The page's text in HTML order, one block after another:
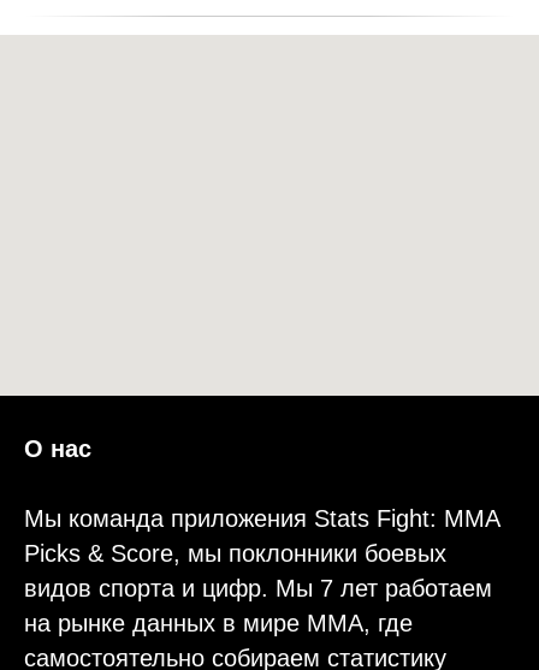
О нас
Мы команда приложения Stats Fight: MMA
Picks & Score, мы поклонники боевых
видов спорта и цифр. Мы 7 лет работаем
на рынке данных в мире ММА, где
самостоятельно собираем статистику